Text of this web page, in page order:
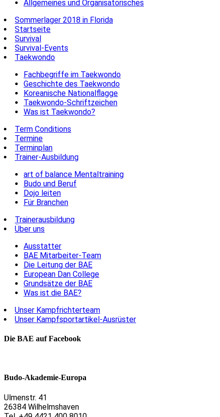
Allgemeines und Organisatorisches
Sommerlager 2018 in Florida
Startseite
Survival
Survival-Events
Taekwondo
Fachbegriffe im Taekwondo
Geschichte des Taekwondo
Koreanische Nationalflagge
Taekwondo-Schriftzeichen
Was ist Taekwondo?
Term Conditions
Termine
Terminplan
Trainer-Ausbildung
art of balance Mentaltraining
Budo und Beruf
Dojo leiten
Für Branchen
Trainerausbildung
Über uns
Ausstatter
BAE Mitarbeiter-Team
Die Leitung der BAE
European Dan College
Grundsätze der BAE
Was ist die BAE?
Unser Kampfrichterteam
Unser Kampfsportartikel-Ausrüster
Die BAE auf Facebook
Budo-Akademie-Europa
Ulmenstr. 41
26384 Wilhelmshaven